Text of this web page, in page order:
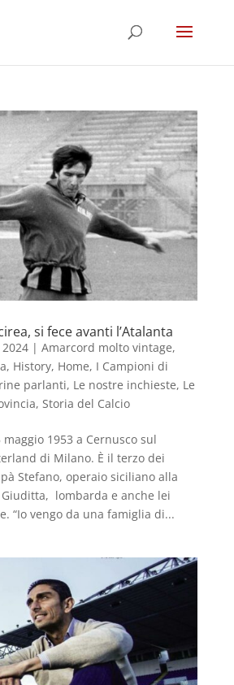
si fece avanti l’Atalanta
| Amarcord molto vintage,
, History, Home, I Campioni di
parlanti, Le nostre inchieste, Le
, Storia del Calcio
1953 a Cernusco sul
di Milano. È il terzo dei
Stefano, operaio siciliano alla
lombarda e anche lei
“Io vengo da una famiglia di...